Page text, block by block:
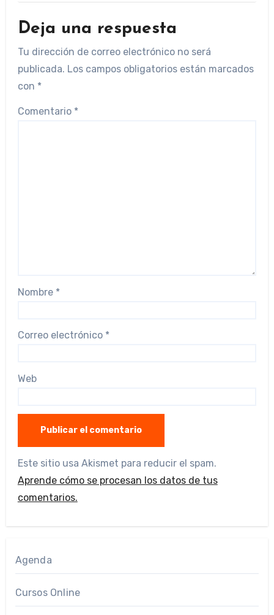
Deja una respuesta
Tu dirección de correo electrónico no será
publicada. Los campos obligatorios están marcados
con *
Comentario *
Nombre *
Correo electrónico *
Web
Este sitio usa Akismet para reducir el spam.
Aprende cómo se procesan los datos de tus
comentarios.
Agenda
Cursos Online